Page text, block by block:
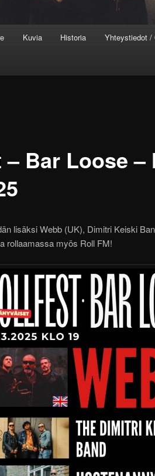
Kuvia Historia Yhteystiedot /
Bar Loose –
lisäksi Webb (UK), Dimitri Keiski
rollaamassa myös Roll FM!